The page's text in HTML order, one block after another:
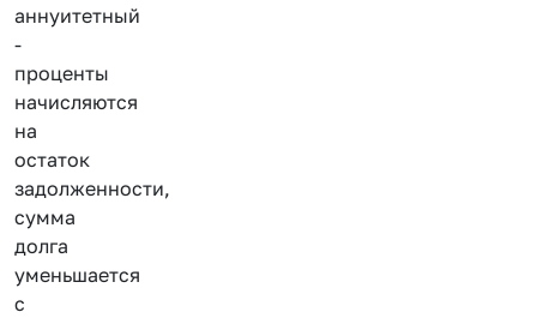
аннуитетный
-
проценты
начисляются
на
остаток
задолженности,
сумма
долга
уменьшается
с